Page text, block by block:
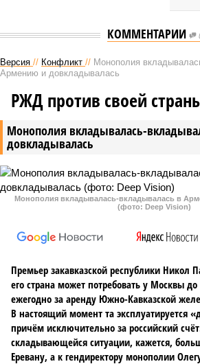
КОММЕНТАРИИ
Версия // Конфликт // Монополия
Армению и довкладывалась
Монополия вкладывалась-
довкладывалась
РЖД против своей
Монополия вкладывалась-вкладывалась в
(фото: Deep Vision)
Премьер закавказской республики Никол
его страна может потребовать у Москвы
ежегодно за аренду Южно-Кавказской
В настоящий момент та эксплуатируется
причём исключительно за российский
складывающейся ситуации, кажется,
Еревану, а к гендиректору монополии